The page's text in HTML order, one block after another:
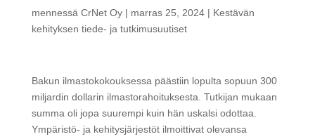
mennessä CrNet Oy| marras 25, 2024| Kestävän
kehityksen tiede- ja tutkimusuutiset
Bakun ilmastokokouksessa päästiin lopulta sopuun 300
miljardin dollarin ilmastorahoituksesta. Tutkijan mukaan
summa oli jopa suurempi kuin hän uskalsi odottaa.
Ympäristö- ja kehitysjärjestöt ilmoittivat olevansa